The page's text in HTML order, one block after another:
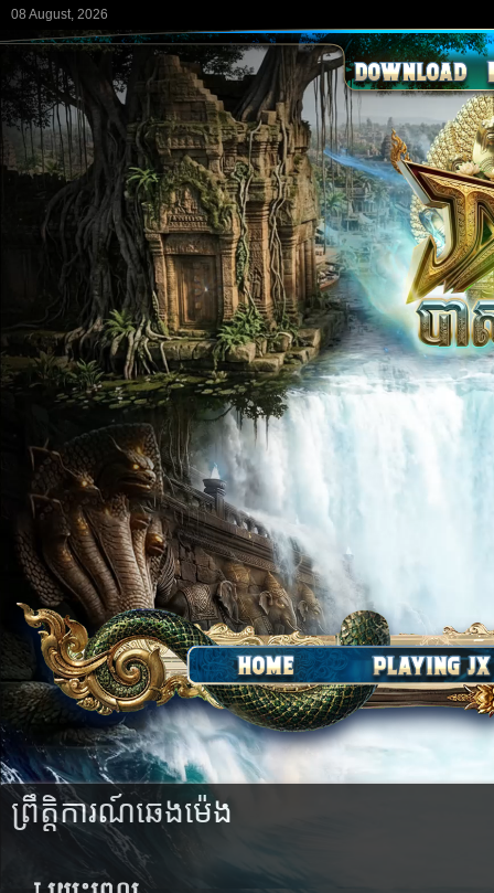
08 August, 2026
ព្រឹត្តិការណ៍ឆេងម៉េង